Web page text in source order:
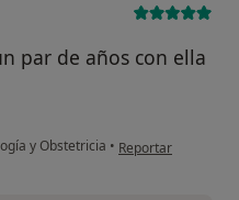
par de años con ella
y Obstetricia • en opinión del
Reportar